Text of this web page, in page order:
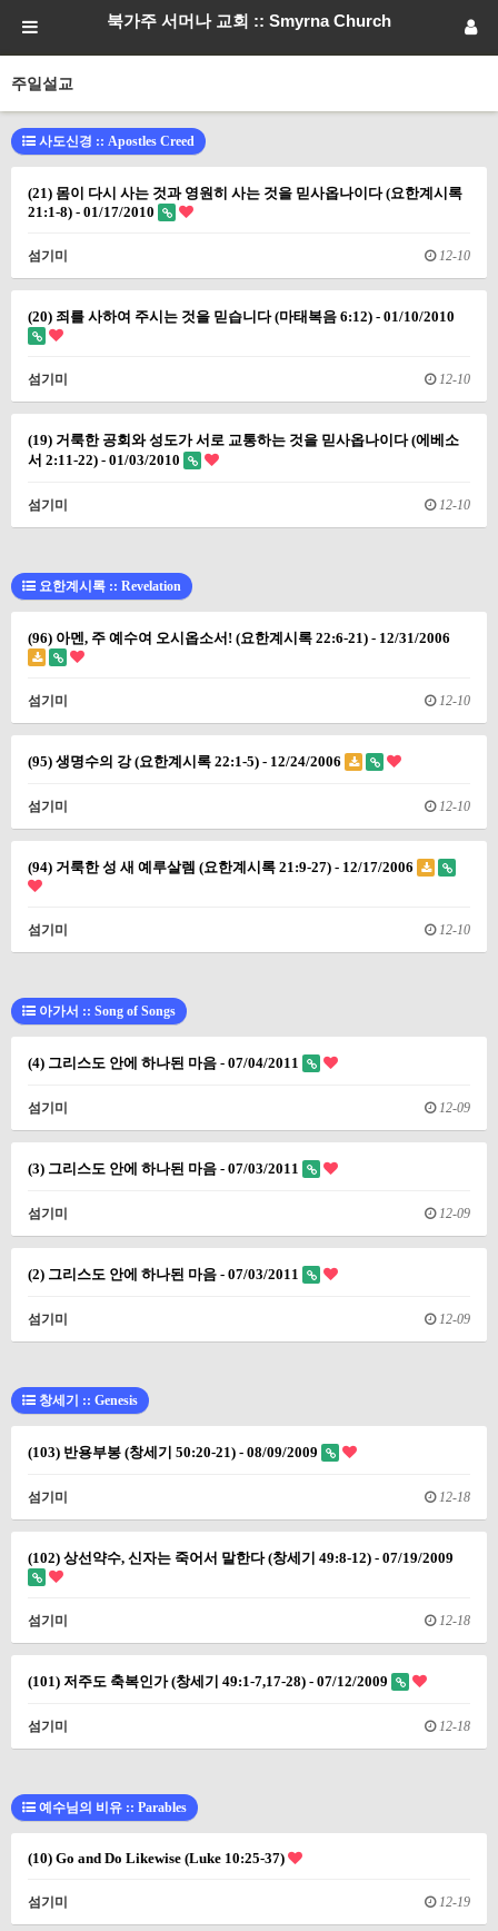
북가주 서머나 교회 :: Smyrna Church
주일설교
사도신경 :: Apostles Creed
(21) 몸이 다시 사는 것과 영원히 사는 것을 믿사옵나이다 (요한계시록
21:1-8) - 01/17/2010
섬기미 12-10
(20) 죄를 사하여 주시는 것을 믿습니다 (마태복음 6:12) - 01/10/2010
섬기미 12-10
(19) 거룩한 공회와 성도가 서로 교통하는 것을 믿사옵나이다 (에베소
서 2:11-22) - 01/03/2010
섬기미 12-10
요한계시록 :: Revelation
(96) 아멘, 주 예수여 오시옵소서! (요한계시록 22:6-21) - 12/31/2006
섬기미 12-10
(95) 생명수의 강 (요한계시록 22:1-5) - 12/24/2006
섬기미 12-10
(94) 거룩한 성 새 예루살렘 (요한계시록 21:9-27) - 12/17/2006
섬기미 12-10
아가서 :: Song of Songs
(4) 그리스도 안에 하나된 마음 - 07/04/2011
섬기미 12-09
(3) 그리스도 안에 하나된 마음 - 07/03/2011
섬기미 12-09
(2) 그리스도 안에 하나된 마음 - 07/03/2011
섬기미 12-09
창세기 :: Genesis
(103) 반용부봉 (창세기 50:20-21) - 08/09/2009
섬기미 12-18
(102) 상선약수, 신자는 죽어서 말한다 (창세기 49:8-12) - 07/19/2009
섬기미 12-18
(101) 저주도 축복인가 (창세기 49:1-7,17-28) - 07/12/2009
섬기미 12-18
예수님의 비유 :: Parables
(10) Go and Do Likewise (Luke 10:25-37)
섬기미 12-19